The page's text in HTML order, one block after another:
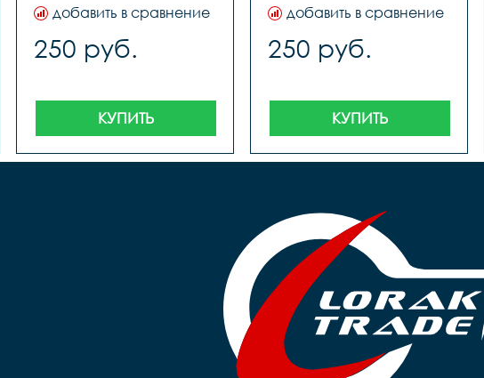
добавить в сравнение
250 руб.
КУПИТЬ
добавить в сравнение
250 руб.
КУПИТЬ